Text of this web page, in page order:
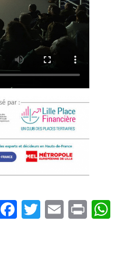
LinkedIn
Facebook
Twitter
Email
Print